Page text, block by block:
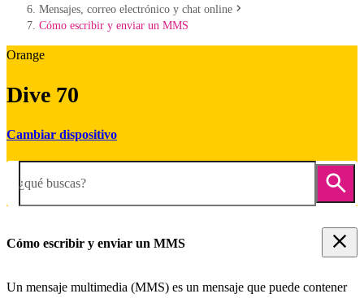
Mensajes, correo electrónico y chat online
Cómo escribir y enviar un MMS
Orange
Dive 70
Cambiar dispositivo
¿qué buscas?
Cómo escribir y enviar un MMS
Un mensaje multimedia (MMS) es un mensaje que puede contener